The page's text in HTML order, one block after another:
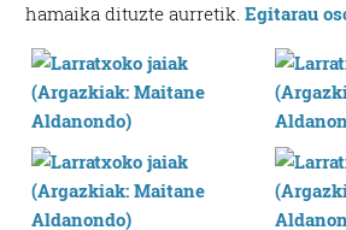
hamaika dituzte aurretik.Egitarau